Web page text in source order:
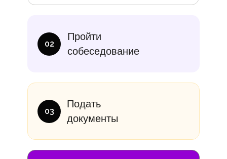
Подать
документы
Пройти
собеседование
02
03
10 000₽